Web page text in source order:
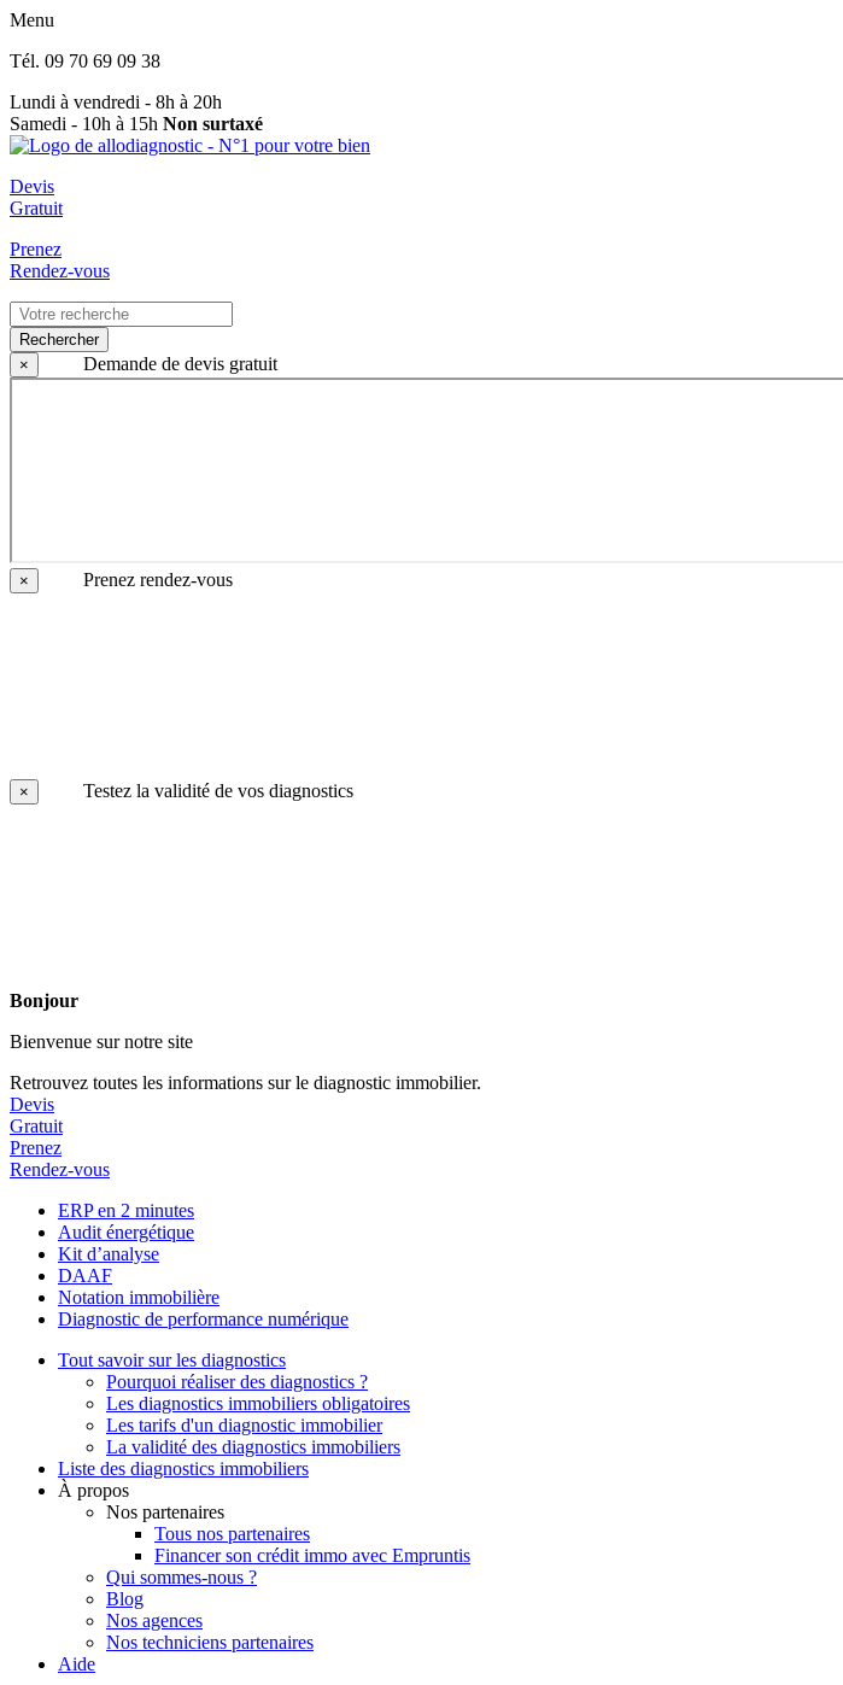
Menu
Tél. 09 70 69 09 38
Lundi à vendredi - 8h à 20h
Samedi - 10h à 15h Non surtaxé
Devis
Gratuit
Prenez
Rendez-vous
Rechercher
×
Demande de devis gratuit
× Prenez rendez-vous
× Testez la validité de vos diagnostics
Bonjour
Bienvenue sur notre site
Retrouvez toutes les informations sur le diagnostic immobilier.
Devis
Gratuit
Prenez
Rendez-vous
ERP en 2 minutes
Audit énergétique
Kit d’analyse
DAAF
Notation immobilière
Diagnostic de performance numérique
Tout savoir sur les diagnostics
Pourquoi réaliser des diagnostics ?
Les diagnostics immobiliers obligatoires
Les tarifs d'un diagnostic immobilier
La validité des diagnostics immobiliers
Liste des diagnostics immobiliers
À propos
Nos partenaires
Tous nos partenaires
Financer son crédit immo avec Empruntis
Qui sommes-nous ?
Blog
Nos agences
Nos techniciens partenaires
Aide